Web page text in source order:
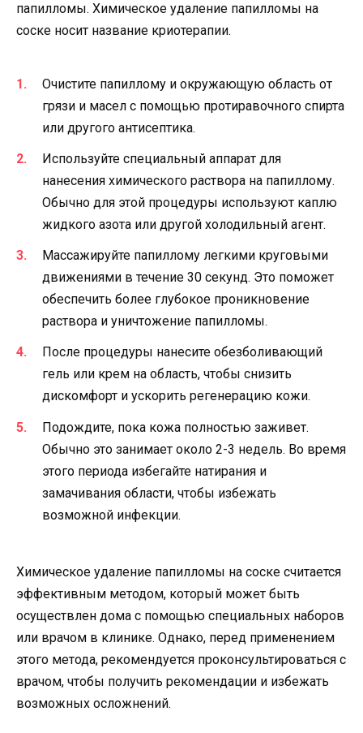
папилломы. Химическое удаление папилломы на
соске носит название криотерапии.
Очистите папиллому и окружающую область от
грязи и масел с помощью протиравочного спирта
или другого антисептика.
Используйте специальный аппарат для
нанесения химического раствора на папиллому.
Обычно для этой процедуры используют каплю
жидкого азота или другой холодильный агент.
Массажируйте папиллому легкими круговыми
движениями в течение 30 секунд. Это поможет
обеспечить более глубокое проникновение
раствора и уничтожение папилломы.
После процедуры нанесите обезболивающий
гель или крем на область, чтобы снизить
дискомфорт и ускорить регенерацию кожи.
Подождите, пока кожа полностью заживет.
Обычно это занимает около 2-3 недель. Во время
этого периода избегайте натирания и
замачивания области, чтобы избежать
возможной инфекции.
Химическое удаление папилломы на соске считается
эффективным методом, который может быть
осуществлен дома с помощью специальных наборов
или врачом в клинике. Однако, перед применением
этого метода, рекомендуется проконсультироваться с
врачом, чтобы получить рекомендации и избежать
возможных осложнений.